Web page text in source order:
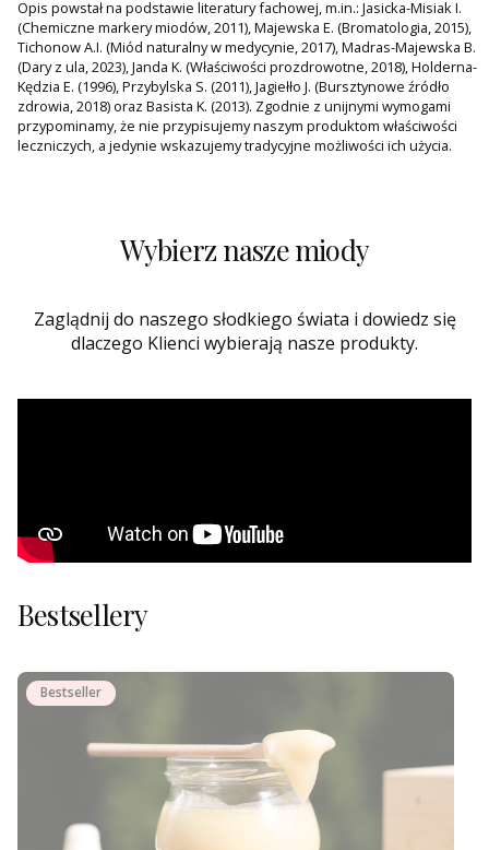
Opis powstał na podstawie literatury fachowej, m.in.: Jasicka-Misiak I.
(Chemiczne markery miodów, 2011), Majewska E. (Bromatologia, 2015),
Tichonow A.I. (Miód naturalny w medycynie, 2017), Madras-Majewska B.
(Dary z ula, 2023), Janda K. (Właściwości prozdrowotne, 2018), Holderna-
Kędzia E. (1996), Przybylska S. (2011), Jagiełło J. (Bursztynowe źródło
zdrowia, 2018) oraz Basista K. (2013). Zgodnie z unijnymi wymogami
przypominamy, że nie przypisujemy naszym produktom właściwości
leczniczych, a jedynie wskazujemy tradycyjne możliwości ich użycia.
Wybierz nasze miody
Zaglądnij do naszego słodkiego świata i dowiedz się
dlaczego Klienci wybierają nasze produkty.
Bestsellery
Bestseller